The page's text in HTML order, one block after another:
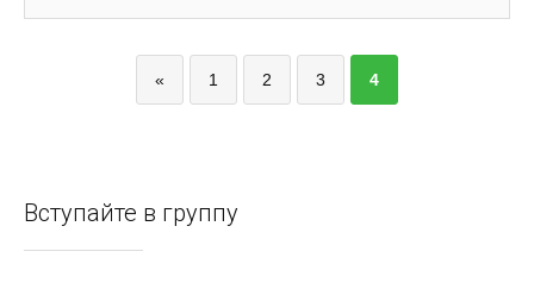
« 1 2 3 4
Вступайте в группу